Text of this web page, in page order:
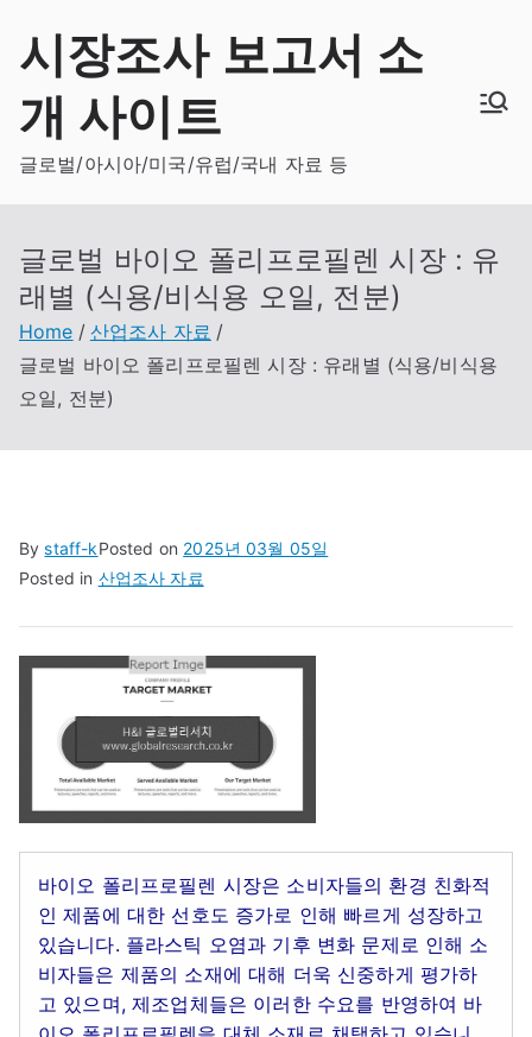
content
시장조사 보고서 소
개 사이트
글로벌/아시아/미국/유럽/국내 자료 등
글로벌 바이오 폴리프로필렌 시장 : 유
래별 (식용/비식용 오일, 전분)
Home
산업조사 자료
글로벌 바이오 폴리프로필렌 시장 : 유래별 (식용/비식용
오일, 전분)
Bystaff-kPosted on 2025년 03월 05일
Posted in 산업조사 자료
바이오 폴리프로필렌 시장은 소비자들의 환경 친화적
인 제품에 대한 선호도 증가로 인해 빠르게 성장하고
있습니다. 플라스틱 오염과 기후 변화 문제로 인해 소
비자들은 제품의 소재에 대해 더욱 신중하게 평가하
고 있으며, 제조업체들은 이러한 수요를 반영하여 바